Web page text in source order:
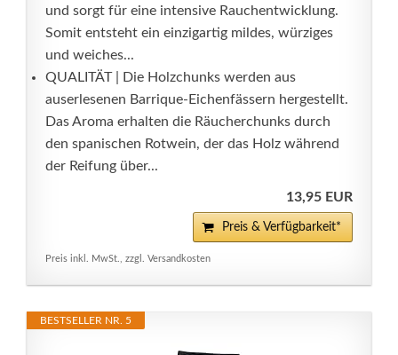
und sorgt für eine intensive Rauchentwicklung.
Somit entsteht ein einzigartig mildes, würziges
und weiches...
QUALITÄT | Die Holzchunks werden aus
auserlesenen Barrique-Eichenfässern hergestellt.
Das Aroma erhalten die Räucherchunks durch
den spanischen Rotwein, der das Holz während
der Reifung über...
13,95 EUR
Preis & Verfügbarkeit*
Preis inkl. MwSt., zzgl. Versandkosten
BESTSELLER NR. 5